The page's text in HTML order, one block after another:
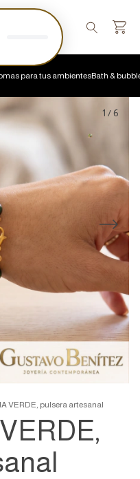
para tus ambientesBath &
1 /6
VERDE, pulsera artesanal